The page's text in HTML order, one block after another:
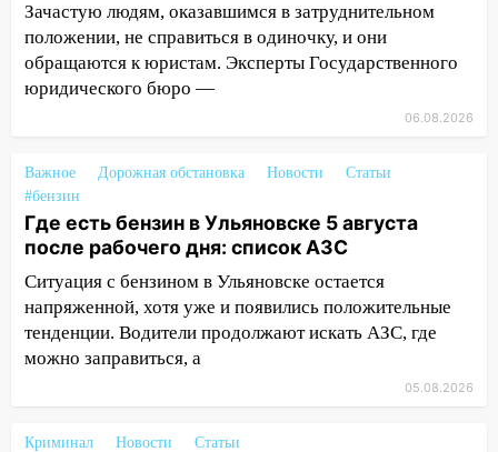
за плесень на стенах
05:00 Кому 6 августа звезды сулят
прибыль, а кому — испытания на
22:58
Соцсети: на проспекте Тюленева
ДТП с мотоциклистом
20:22 Мошенники обманули 92-летнюю
жительницу Ульяновской области
19:14 Житель Ульяновской области
подвез троих незнакомцев на трассе и
заработал уголовное дело
Зачастую людям, оказавшимся в затруднительном
положении, не справиться в одиночку, и они
обращаются к юристам. Эксперты Государственного
юридического бюро —
06.08.2026
Важное Дорожная обстановка Новости
Статьи
#бензин
Где есть бензин в Ульяновске 5 августа
после рабочего дня: список АЗС
Ситуация с бензином в Ульяновске остается
напряженной, хотя уже и появились положительные
тенденции. Водители продолжают искать АЗС, где
можно заправиться, а
05.08.2026
Криминал Новости
Статьи